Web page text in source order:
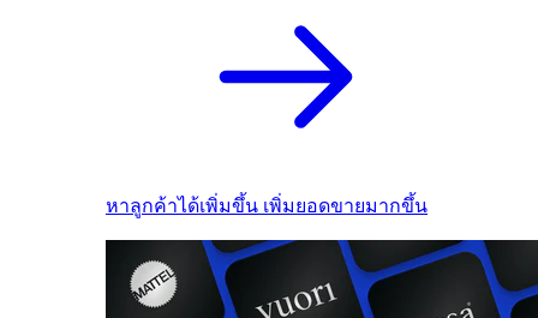
หาลูกค้าได้เพิ่มขึ้น เพิ่มยอดขายมากขึ้น